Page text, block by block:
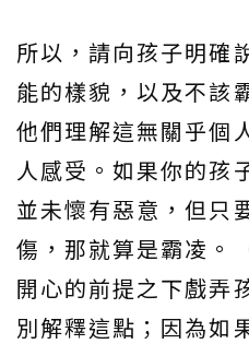
所以，請向孩子明確
能的樣貌，以及不該
他們理解這無關乎個
人感受。如果你的孩
並未懷有惡意，但只
傷，那就算是霸凌。
開心的前提之下戲弄
別解釋這點；因為如